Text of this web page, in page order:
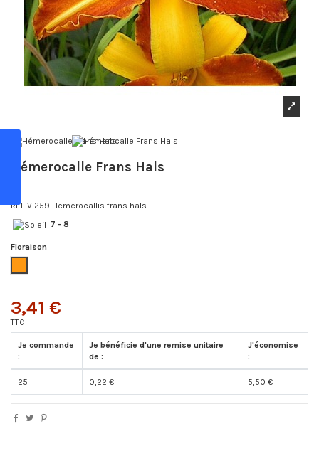
Hémerocalle Frans Hals
REF VI259 Hemerocallis frans hals
7 - 8
Floraison
3,41 €
TTC
Je commande
:
Je bénéficie d'une remise unitaire
de :
J'économise
:
25 0,22 € 5,50 €